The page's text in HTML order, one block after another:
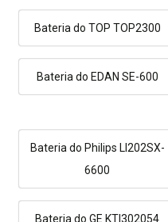
Bateria do TOP TOP2300
Bateria do EDAN SE-600
Bateria do Philips LI202SX-
6600
Bateria do GE KTI302054